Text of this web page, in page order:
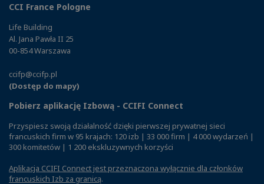
CCI France Pologne
Life Building
Al. Jana Pawła II 25
00-854 Warszawa
ccifp@ccifp.pl
(Dostęp do mapy)
Pobierz aplikację Izbową - CCIFI Connect
Przyspiesz swoją działalność dzięki pierwszej prywatnej sieci
francuskich firm w 95 krajach: 120 izb | 33 000 firm | 4 000 wydarzeń |
300 komitetów | 1 200 ekskluzywnych korzyści
Aplikacja CCIFI Connect jest przeznaczona wyłącznie dla członków
francuskich Izb za granicą.